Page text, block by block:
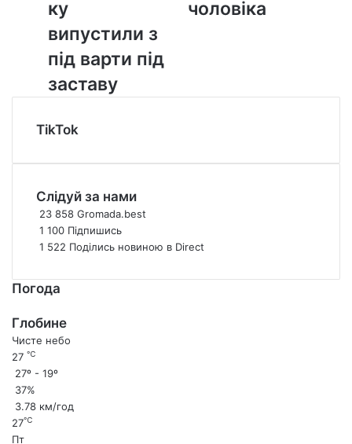
а
н
у
у
м
р
ь
н
і
й
П
С
в
т
о
ку
випустили з
під варти під
заставу
ж
чоловіка
TikTok
Слідуй за нами
23 858 Gromada.best
1 100 Підпишись
1 522 Поділись новиною в Direct
Погода
Глобине
Чисте небо
27 ℃
27º - 19º
37%
3.78 км/год
27℃
Пт